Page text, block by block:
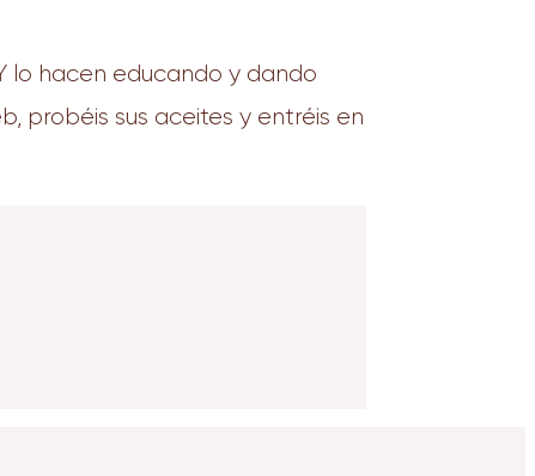
lo hacen educando y dando
probéis sus aceites y entréis en